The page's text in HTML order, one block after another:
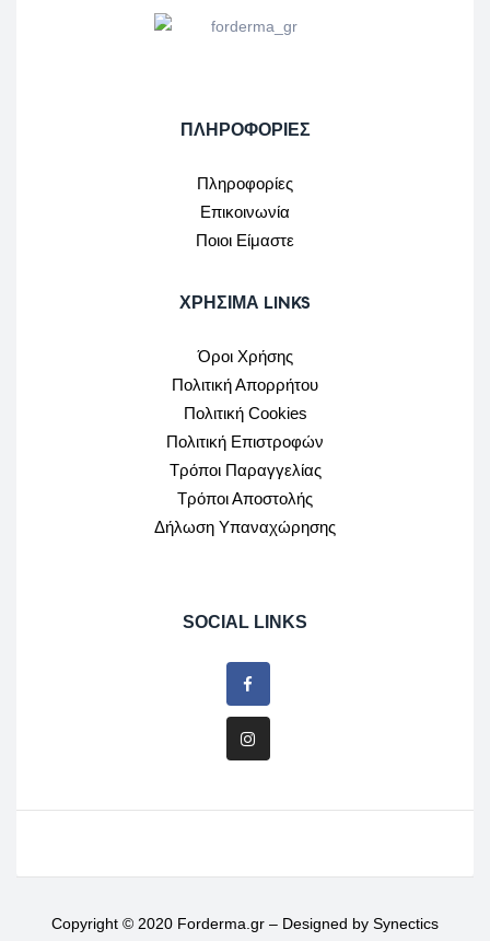
ΠΛΗΡΟΦΟΡΙΕΣ
Πληροφορίες
Επικοινωνία
Ποιοι Είμαστε
ΧΡΉΣΙΜΑ LINKS
Όροι Χρήσης
Πολιτική Απορρήτου
Πολιτική Cookies
Πολιτική Επιστροφών
Τρόποι Παραγγελίας
Τρόποι Αποστολής
Δήλωση Υπαναχώρησης
SOCIAL LINKS
Copyright © 2020 Forderma.gr – Designed by Synectics